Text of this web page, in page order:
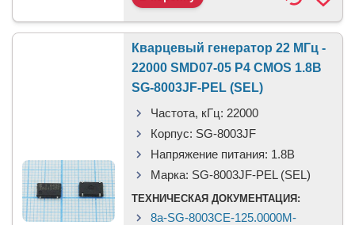
Кварцевый генератор 22 МГц -
22000 SMD07-05 P4 CMOS 1.8В
SG-8003JF-PEL (SEL)
Частота, кГц: 22000
Корпус: SG-8003JF
Напряжение питания: 1.8В
Марка: SG-8003JF-PEL (SEL)
ТЕХНИЧЕСКАЯ ДОКУМЕНТАЦИЯ:
8a-SG-8003CE-125.0000M-